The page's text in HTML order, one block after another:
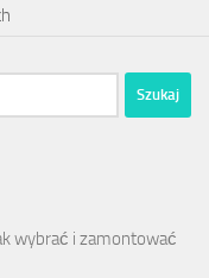
wybrać i zamontować